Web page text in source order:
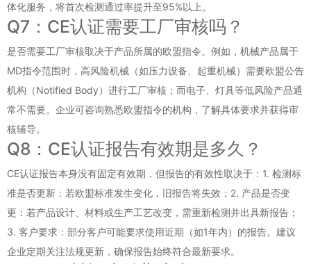
体化服务，将首次检测通过率提升至95%以上。
Q7：CE认证需要工厂审核吗？
是否需要工厂审核取决于产品所属的欧盟指令。例如，机械产品属于
MD指令范围时，高风险机械（如压力设备、起重机械）需要欧盟公告
机构（Notified Body）进行工厂审核；而电子、灯具等低风险产品通
常不需要。企业可咨询熟悉欧盟指令的机构，了解具体要求并获得审
核辅导。
Q8：CE认证报告有效期是多久？
CE认证报告本身没有固定有效期，但报告的有效性取决于：1. 检测标
准是否更新：若欧盟标准发生变化，旧报告将失效；2. 产品是否变
更：若产品设计、材料或生产工艺改变，需重新检测并出具新报告；
3. 客户要求：部分客户可能要求使用近期（如1年内）的报告。建议
企业定期关注法规更新，确保报告始终符合最新要求。